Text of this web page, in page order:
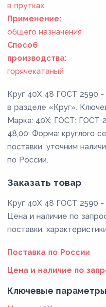
в прутках
Применение:
общего назначения
Способ
производства:
горячекатаный
Круг 40Х 48 ГОСТ 2590 -
в разделе «Круг».
Марка: 40Х; ГОСТ: ГОСТ
48,00; Форма: круглого
поставки, уточним
по России.
Заказать товар
Круг 40Х 48 ГОСТ 2590 -
Цена и наличие по
поставки,
Поставка по России
Цена и наличие по
Ключевые